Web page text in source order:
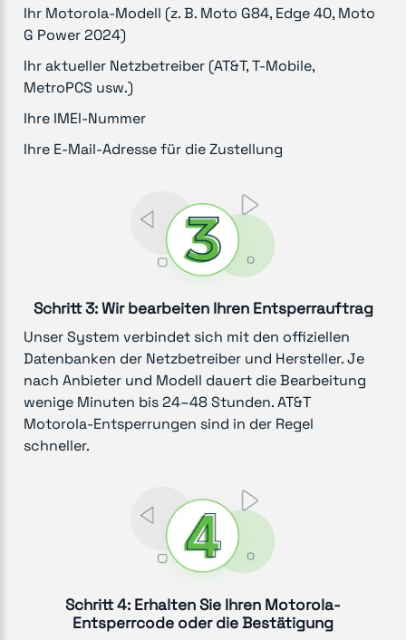
Ihr Motorola-Modell (z. B. Moto G84, Edge 40, Moto
G Power 2024)
Ihr aktueller Netzbetreiber (AT&T, T-Mobile,
MetroPCS usw.)
Ihre IMEI-Nummer
Ihre E-Mail-Adresse für die Zustellung
Schritt 3: Wir bearbeiten Ihren Entsperrauftrag
Unser System verbindet sich mit den offiziellen
Datenbanken der Netzbetreiber und Hersteller. Je
nach Anbieter und Modell dauert die Bearbeitung
wenige Minuten bis 24–48 Stunden. AT&T
Motorola-Entsperrungen sind in der Regel
schneller.
Schritt 4: Erhalten Sie Ihren Motorola-
Entsperrcode oder die Bestätigung